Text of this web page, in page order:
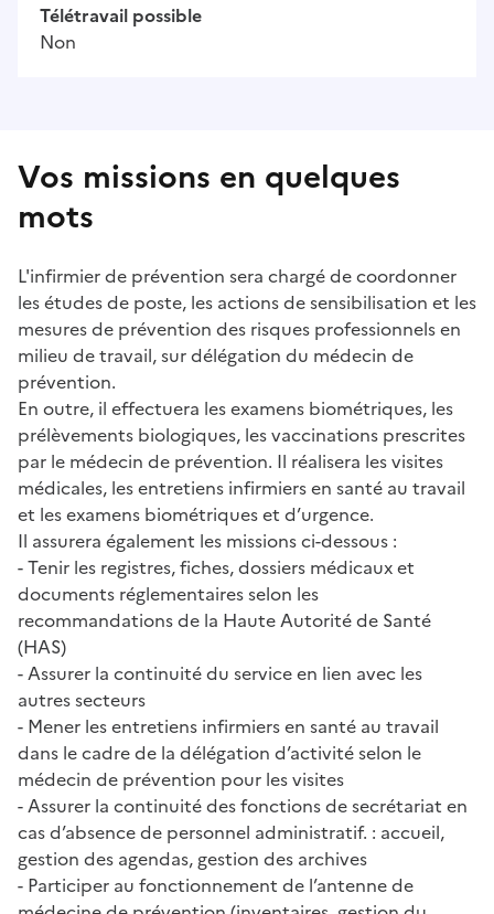
Télétravail possible
Non
Vos missions en quelques
mots
L'infirmier de prévention sera chargé de coordonner
les études de poste, les actions de sensibilisation et les
mesures de prévention des risques professionnels en
milieu de travail, sur délégation du médecin de
prévention.
En outre, il effectuera les examens biométriques, les
prélèvements biologiques, les vaccinations prescrites
par le médecin de prévention. Il réalisera les visites
médicales, les entretiens infirmiers en santé au travail
et les examens biométriques et d’urgence.
Il assurera également les missions ci-dessous :
- Tenir les registres, fiches, dossiers médicaux et
documents réglementaires selon les
recommandations de la Haute Autorité de Santé
(HAS)
- Assurer la continuité du service en lien avec les
autres secteurs
- Mener les entretiens infirmiers en santé au travail
dans le cadre de la délégation d’activité selon le
médecin de prévention pour les visites
- Assurer la continuité des fonctions de secrétariat en
cas d’absence de personnel administratif. : accueil,
gestion des agendas, gestion des archives
- Participer au fonctionnement de l’antenne de